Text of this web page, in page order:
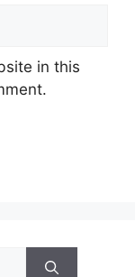
in this